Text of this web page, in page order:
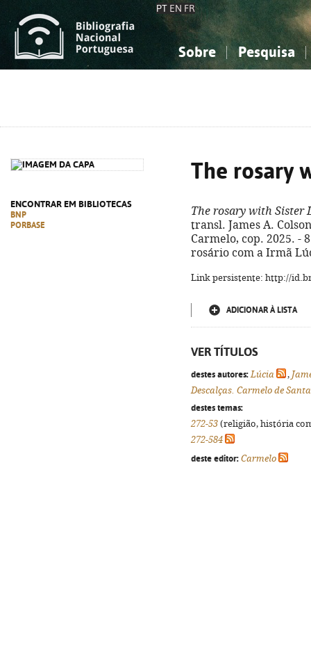
PT EN FR
Sobre Pesquisa
ENCONTRAR EM BIBLIOTECAS
BNP
PORBASE
The rosary
The rosary with Sister
transl. James A.
Carmelo, cop. 2025. -
rosário com a Irmã
Link persistente: http://
ADICIONAR À LISTA
VER TÍTULOS
destes autores: Lúcia ,
Descalças. Carmelo de
destes temas:
272-53 (religião, história
272-584
deste editor: Carmelo